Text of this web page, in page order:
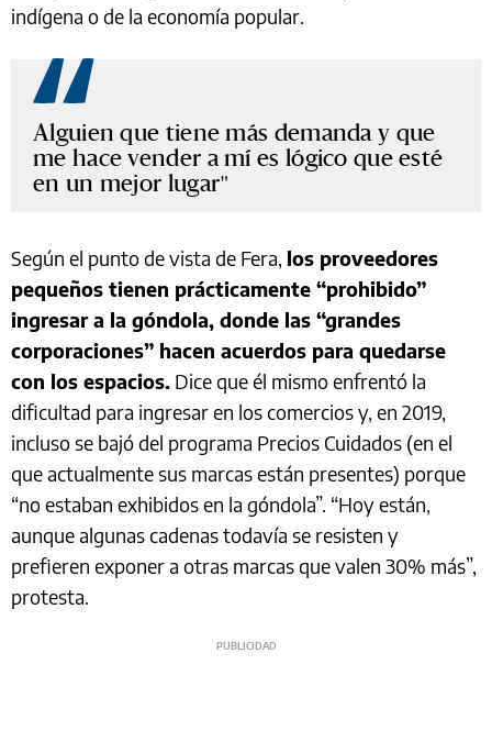
indígena o de la economía popular.
Alguien que tiene más demanda y que
me hace vender a mí es lógico que esté
en un mejor lugar
Según el punto de vista de Fera, los proveedores
pequeños tienen prácticamente “prohibido”
ingresar a la góndola, donde las “grandes
corporaciones” hacen acuerdos para quedarse
con los espacios. Dice que él mismo enfrentó la
dificultad para ingresar en los comercios y, en 2019,
incluso se bajó del programa Precios Cuidados (en el
que actualmente sus marcas están presentes) porque
“no estaban exhibidos en la góndola”. “Hoy están,
aunque algunas cadenas todavía se resisten y
prefieren exponer a otras marcas que valen 30% más”,
protesta.